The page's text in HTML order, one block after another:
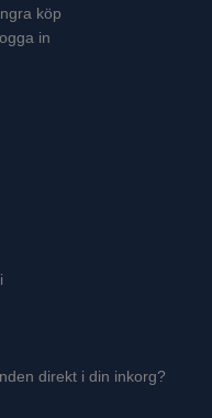
köp
in
direkt i din inkorg?